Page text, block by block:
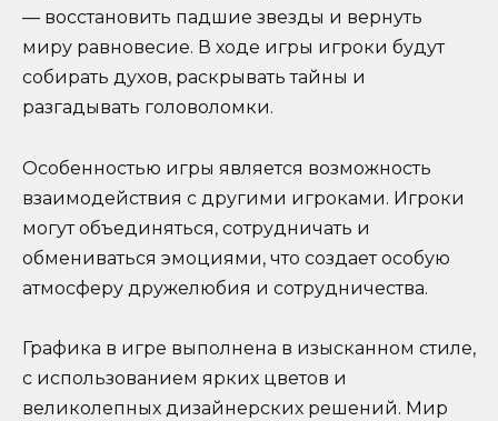
— восстановить падшие звезды и вернуть
миру равновесие. В ходе игры игроки будут
собирать духов, раскрывать тайны и
разгадывать головоломки.
Особенностью игры является возможность
взаимодействия с другими игроками. Игроки
могут объединяться, сотрудничать и
обмениваться эмоциями, что создает особую
атмосферу дружелюбия и сотрудничества.
Графика в игре выполнена в изысканном стиле,
с использованием ярких цветов и
великолепных дизайнерских решений. Мир